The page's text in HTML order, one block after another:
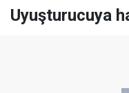
Uyuşturucuya